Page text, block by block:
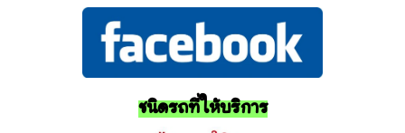
ชนิดรถที่ให้บริการ